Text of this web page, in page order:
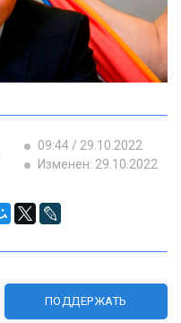
09:44 / 29.10.2022
Изменен: 29.10.2022
ПОДДЕРЖАТЬ